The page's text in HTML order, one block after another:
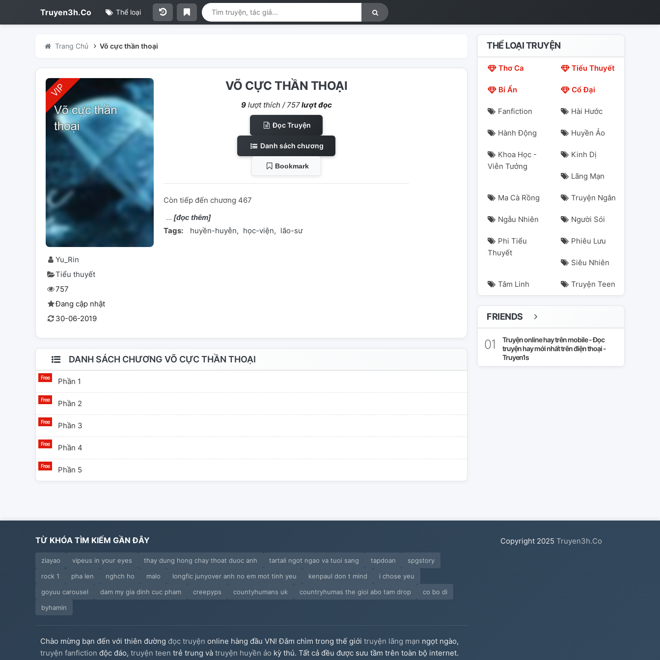
Truyen3h.Co Thể loại
Trang Chủ Võ cực thần thoại
Yu_Rin
Tiểu thuyết
757
Đang cập nhật
30-06-2019
VÕ CỰC THẦN THOẠI
9lượt thích / 757lượt đọc
Đọc Truyện
Danh sách chương
Bookmark
Còn tiếp đến chương 467
[đọc thêm]
Tags: huyền-huyễn học-viện lão-sư
DANH SÁCH CHƯƠNG VÕ CỰC THẦN THOẠI
Phần 1
Phần 2
Phần 3
Phần 4
Phần 5
THỂ LOẠI TRUYỆN
Thơ Ca Tiểu Thuyết
Bí Ẩn Cổ Đại
Fanfiction Hài Hước
Hành Động Huyền Ảo
Khoa Học -
Viễn Tưởng
Kinh Dị
Lãng Mạn
Ma Cà Rồng Truyện Ngắn
Ngẫu Nhiên Người Sói
Phi Tiểu
Thuyết
Phiêu Lưu
Siêu Nhiên
Tâm Linh Truyện Teen
FRIENDS
Truyện online hay trên mobile - Đọc
truyện hay mới nhất trên điện thoại -
Truyen1s
TỪ KHÓA TÌM KIẾM GẦN ĐÂY
ziayao vipeus in your eyes thay dung hong chay thoat duoc anh tartali ngot ngao va tuoi sang tapdoan
spgstory
rock 1
pha len nghch ho malo longfic junyover anh no em mot tinh yeu kenpaul don t mind
i chose yeu
goyuu carousel
dam my gia dinh cuc pham creepyps countyhumans uk countryhumas the gioi abo tam drop
co bo di
byhamin
Chào mừng bạn đến với thiên đường đọc truyện online hàng đầu VN! Đắm chìm trong thế giới truyện lãng mạn ngọt ngào,
truyện fanfiction độc đáo, truyện teen trẻ trung và truyện huyền ảo kỳ thú. Tất cả đều được sưu tầm trên toàn bộ internet.
Copyright 2025 Truyen3h.Co